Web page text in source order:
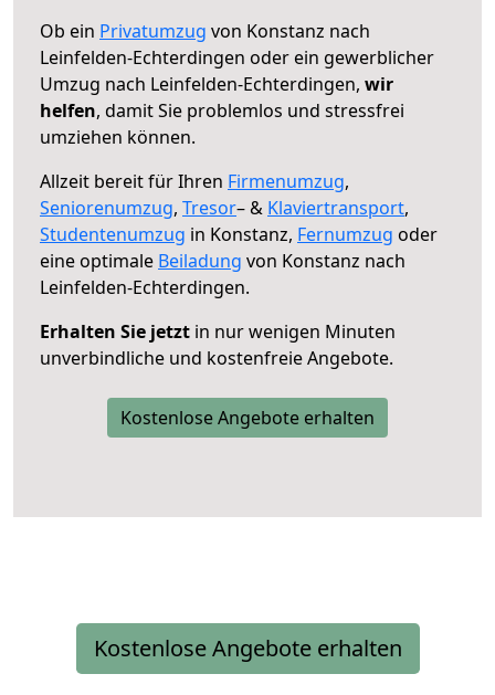
Ob ein Privatumzug von Konstanz nach
Leinfelden-Echterdingen oder ein gewerblicher
Umzug nach Leinfelden-Echterdingen, wir
helfen, damit Sie problemlos und stressfrei
umziehen können.
Allzeit bereit für Ihren Firmenumzug,
Seniorenumzug, Tresor– & Klaviertransport,
Studentenumzug in Konstanz, Fernumzug oder
eine optimale Beiladung von Konstanz nach
Leinfelden-Echterdingen.
Erhalten Sie jetzt in nur wenigen Minuten
unverbindliche und kostenfreie Angebote.
Kostenlose Angebote erhalten
Kostenlose Angebote erhalten